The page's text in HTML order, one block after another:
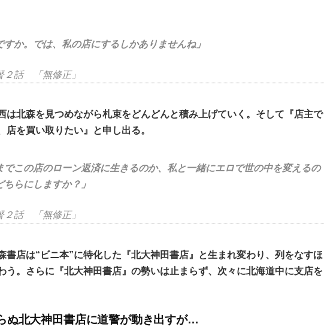
すか。では、私の店にするしかありませんね」
２話 「無修正」
は北森を見つめながら札束をどんどんと積み上げていく。そして『店主で
店を買い取りたい』と申し出る。
でこの店のローン返済に生きるのか、私と一緒にエロで世の中を変えるの
らにしますか？」
２話 「無修正」
書店は“ビニ本”に特化した『北大神田書店』と生まれ変わり、列をなすほ
う。さらに『北大神田書店』の勢いは止まらず、次々に北海道中に支店を
ぬ北大神田書店に道警が動き出すが…